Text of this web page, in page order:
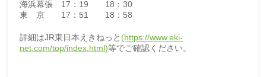
海浜幕張 17：19 18：30
東 京 17：51 18：58
詳細はJR東日本えきねっと (https://www.eki-
net.com/top/index.html)等でご確認ください。